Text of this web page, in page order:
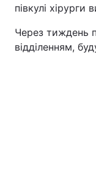
півкулі хірурги
Через тиждень
відділенням,